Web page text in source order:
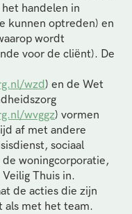
handelen in
kunnen optreden) en
wordt
voor de cliënt). De
wzd) en de Wet
wvggz) vormen
af met andere
sociaal
woningcorporatie,
Thuis in.
de acties die zijn
als met het team.